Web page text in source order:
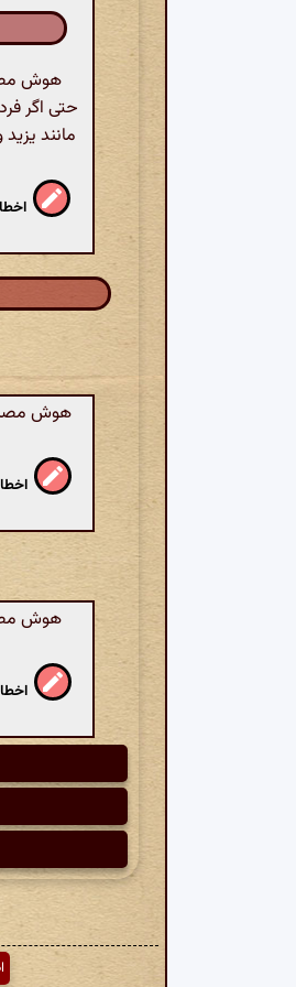
هوش
حتی اگر
مانند
هوش
هوش